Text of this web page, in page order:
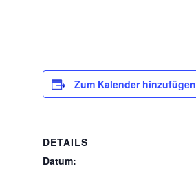
Zum Kalender hinzufügen
DETAILS
Datum: